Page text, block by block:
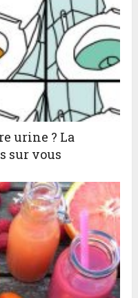
urine ? La
sur vous